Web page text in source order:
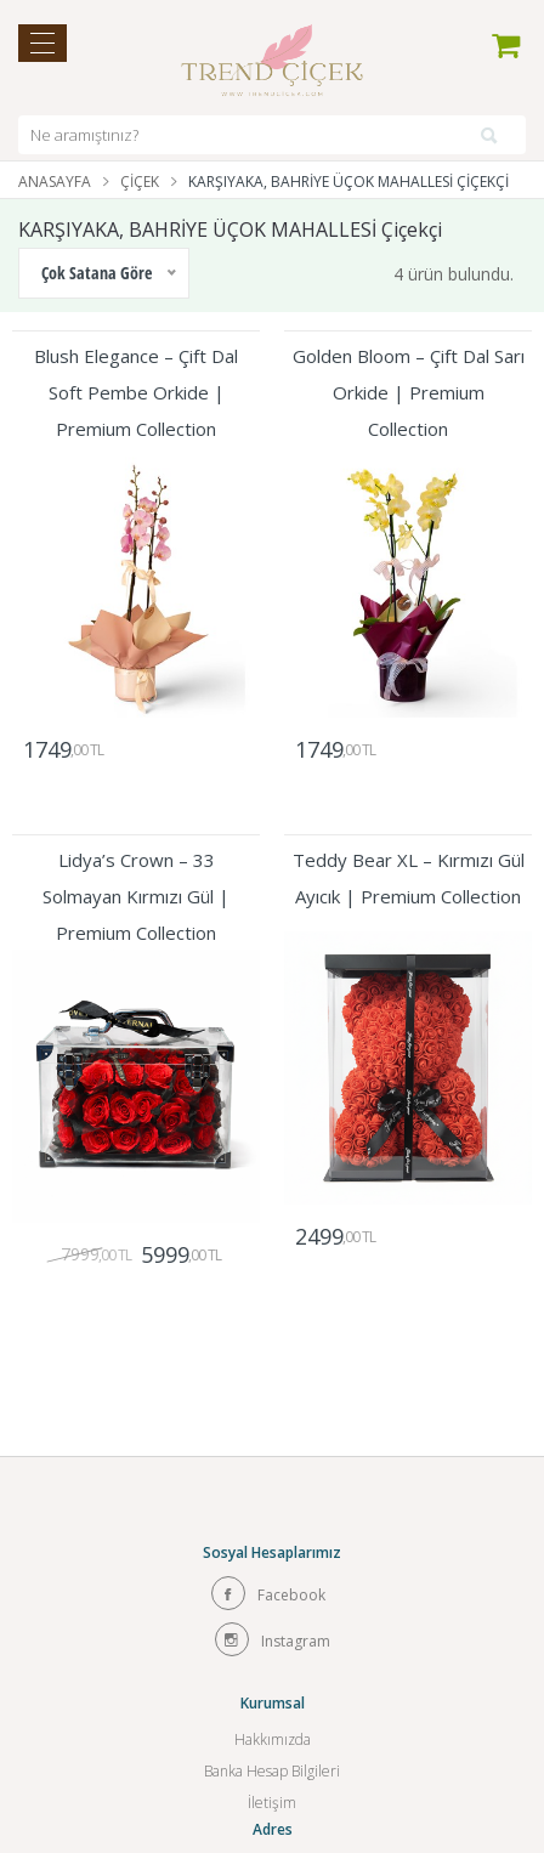
ANASAYFA ÇIÇEK KARŞIYAKA, BAHRİYE ÜÇOK MAHALLESİ ÇIÇEKÇI
KARŞIYAKA, BAHRİYE ÜÇOK MAHALLESİ Çiçekçi
Çok Satana Göre 4 ürün bulundu.
Blush Elegance – Çift Dal
Soft Pembe Orkide |
Premium Collection
1749,00 TL
Golden Bloom – Çift Dal Sarı
Orkide | Premium
Collection
1749,00 TL
Lidya’s Crown – 33
Solmayan Kırmızı Gül |
Premium Collection
7999,00 TL 5999,00 TL
Teddy Bear XL – Kırmızı Gül
Ayıcık | Premium Collection
2499,00 TL
Sosyal Hesaplarımız
Facebook
Instagram
Kurumsal
Hakkımızda
Banka Hesap Bilgileri
İletişim
Adres